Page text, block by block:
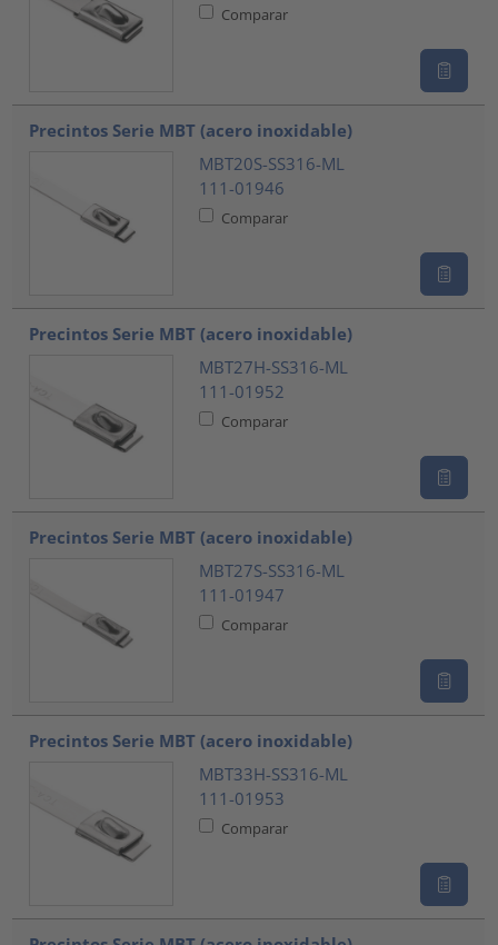
Comparar
Precintos Serie MBT (acero inoxidable)
MBT20S-SS316-ML
111-01946
Comparar
Precintos Serie MBT (acero inoxidable)
MBT27H-SS316-ML
111-01952
Comparar
Precintos Serie MBT (acero inoxidable)
MBT27S-SS316-ML
111-01947
Comparar
Precintos Serie MBT (acero inoxidable)
MBT33H-SS316-ML
111-01953
Comparar